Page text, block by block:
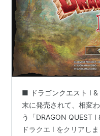
■ ドラゴンクエスト I &
末に発売されて、相変
う「DRAGON QUEST
ドラクエ I をクリアし